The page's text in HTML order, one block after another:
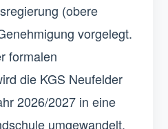
(obere
vorgelegt.
formalen
die KGS Neufelder
2026/2027 in eine
umgewandelt.